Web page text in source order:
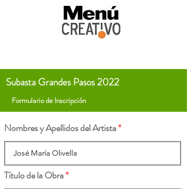
Subasta Grandes Pasos 2022
Formulario de Inscripción
Nombres y Apellidos del Artista
Título de la Obra